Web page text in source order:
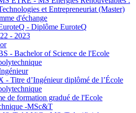
et Entrepreneuriat (Master)
d'échange
- Diplôme EuroteQ
- 2023
- Bachelor of Science de l'Ecole
- Titre d’Ingénieur diplômé de l’École
de formation gradué de l'Ecole
-MSc&T